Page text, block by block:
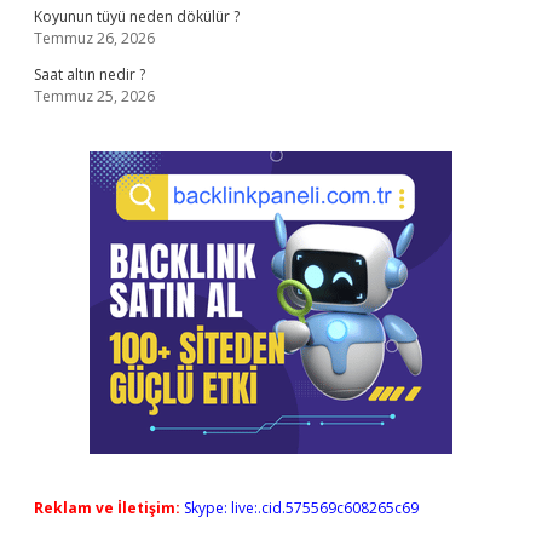
Koyunun tüyü neden dökülür ?
Temmuz 26, 2026
Saat altın nedir ?
Temmuz 25, 2026
Reklam ve İletişim: Skype: live:.cid.575569c608265c69